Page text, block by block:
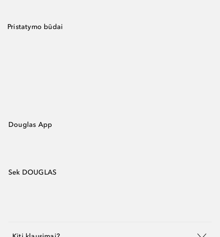
Pristatymo būdai
Douglas App
Sek DOUGLAS